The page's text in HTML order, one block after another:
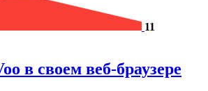
11
в своем веб-браузере